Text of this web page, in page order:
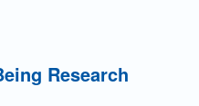
Research